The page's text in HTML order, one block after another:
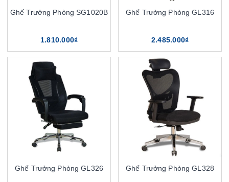
Ghế Trưởng Phòng SG1020B
1.810.000₫
Ghế Trưởng Phòng GL316
2.485.000₫
Ghế Trưởng Phòng GL326 Ghế Trưởng Phòng GL328